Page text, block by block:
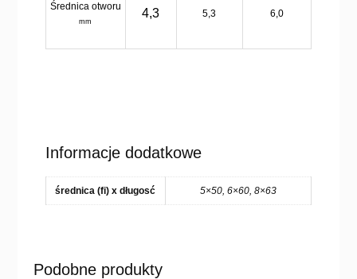
Średnica otworu
mm
4,3 5,3 6,0
Informacje dodatkowe
średnica (fi) x długosć 5×50, 6×60, 8×63
Podobne produkty